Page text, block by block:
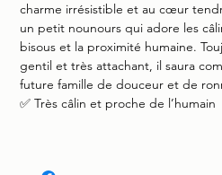
charme irrésistible et au cœur
un petit nounours qui adore les
bisous et la proximité humaine.
gentil et très attachant, il saura
future famille de douceur et de
✅ Très câlin et proche de l’humain